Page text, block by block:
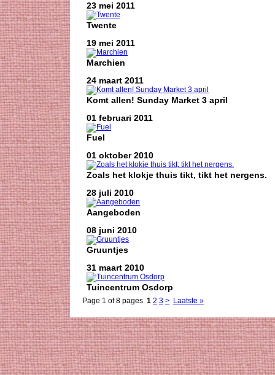
23 mei 2011
Twente
19 mei 2011
Marchien
24 maart 2011
Komt allen! Sunday Market 3 april
01 februari 2011
Fuel
01 oktober 2010
Zoals het klokje thuis tikt, tikt het nergens.
28 juli 2010
Aangeboden
08 juni 2010
Gruuntjes
31 maart 2010
Tuincentrum Osdorp
Page 1 of 8 pages 1 2 3 > Laatste »